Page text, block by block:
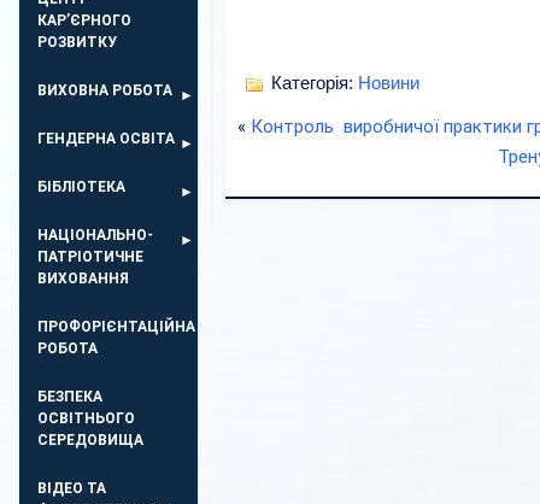
КАР’ЄРНОГО
РОЗВИТКУ
ВИХОВНА РОБОТА
ГЕНДЕРНА ОСВІТА
БІБЛІОТЕКА
НАЦІОНАЛЬНО-
ПАТРІОТИЧНЕ
ВИХОВАННЯ
ПРОФОРІЄНТАЦІЙНА
РОБОТА
БЕЗПЕКА
ОСВIТНЬОГО
СЕРЕДОВИЩА
ВІДЕО ТА
Категорія: Новини
« Контроль виробничої практики